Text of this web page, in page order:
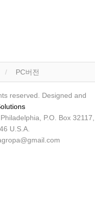
PC버전
reserved. Designed and
P.O. Box 32117,
U.S.A.